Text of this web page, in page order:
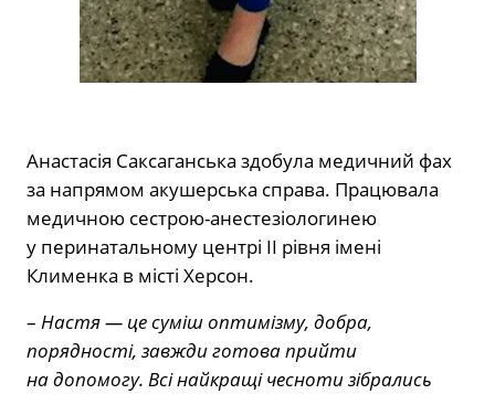
Анастасія Саксаганська здобула медичний фах
за напрямом акушерська справа. Працювала
медичною сестрою-анестезіологинею
у перинатальному центрі ІІ рівня імені
Клименка в місті Херсон.
– Настя — це суміш оптимізму, добра,
порядності, завжди готова прийти
на допомогу. Всі найкращі чесноти зібрались